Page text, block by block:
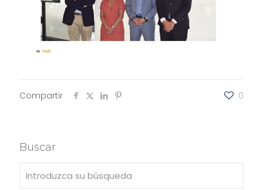
Compartir 0
Buscar